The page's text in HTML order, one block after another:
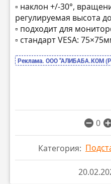
▫️ наклон +/-30°,
регулируемая высота
▫️ подходит для
▫️ стандарт VESA:
Реклама. ООО “АЛИБАБА.КОМ
0
Категория: